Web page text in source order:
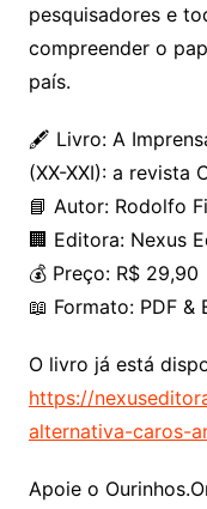
pesquisadores e
compreender o
país.
🖋️ Livro: A
(XX-XXI): a revista
📘 Autor: Rodolfo
🏢 Editora: Nexus
💰 Preço: R$ 29,90
📖 Formato: PDF &
O livro já está
https://
alternativa-caros-
Apoie o